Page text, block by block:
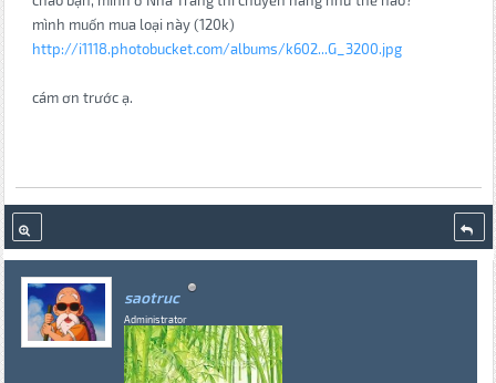
mình muốn mua loại này (120k)
http://i1118.photobucket.com/albums/k602...G_3200.jpg
cám ơn trước ạ.
saotruc
Administrator